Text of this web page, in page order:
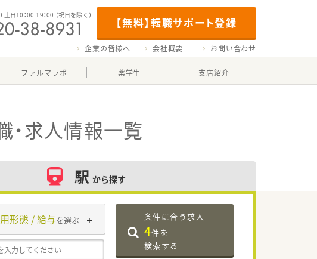
【無料】転職サポート登録
土日10：00-19：00 （祝日を除く）
企業の皆様へ 会社概要 お問い合わせ
ファルマラボ 薬学生 支店紹介
・求人情報一覧
駅 から探す
形態 / 給与を選ぶ 条件に合う求人
4件を
検索する